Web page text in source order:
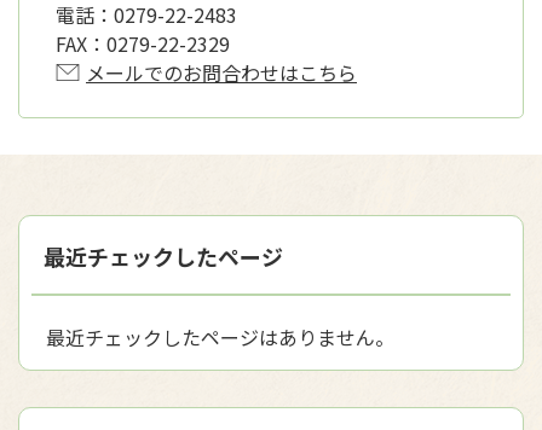
電話： 0279-22-2483
FAX： 0279-22-2329
メールでのお問合わせはこちら
最近チェックしたページ
最近チェックしたページはありません。